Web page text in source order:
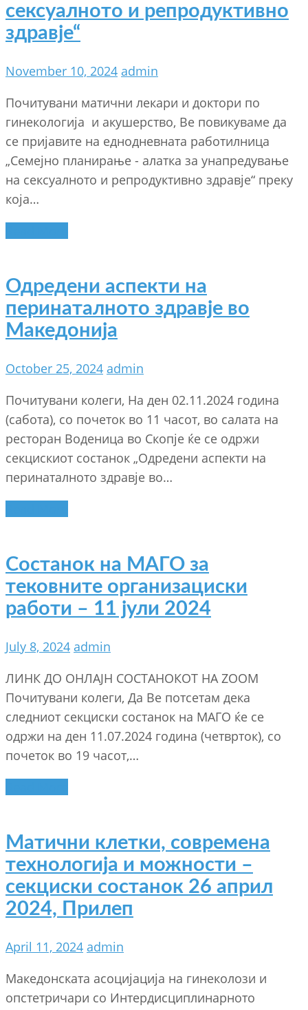
сексуалното и репродуктивно
здравје“
November 10, 2024 admin
Почитувани матични лекари и доктори по
гинекологија и акушерство, Ве повикуваме да
се пријавите на еднодневната работилница
„Семејно планирање - алатка за унапредување
на сексуалното и репродуктивно здравје“ преку
која…
Одредени аспекти на
перинаталното здравје во
Македонија
October 25, 2024 admin
Почитувани колеги, На ден 02.11.2024 година
(сабота), со почеток во 11 часот, во салата на
ресторан Воденица во Скопје ќе се одржи
секцискиот состанок „Одредени аспекти на
перинаталното здравје во…
Состанок на МАГО за
тековните организациски
работи – 11 јули 2024
July 8, 2024 admin
ЛИНК ДО ОНЛАЈН СОСТАНОКОТ НА ZOOM
Почитувани колеги, Да Ве потсетам дека
следниот секциски состанок на МАГО ќе се
одржи на ден 11.07.2024 година (четврток), со
почеток во 19 часот,…
Матични клетки, современа
технологија и можности –
секциски состанок 26 април
2024, Прилеп
April 11, 2024 admin
Македонската асоцијација на гинеколози и
опстетричари со Интердисциплинарното